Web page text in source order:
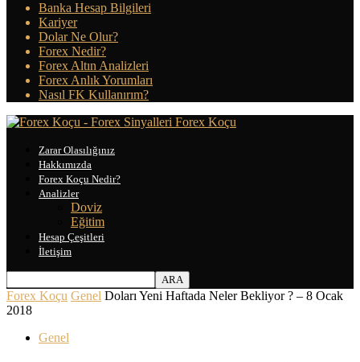
Banka Hesap Bilgileri
Kariyer
Dolar Ne Olur?
Forex Nedir?
Forex Altın Analizleri
Forex Anlık Yorumları
Nasıl FK Kullanırım?
Forex Koçu
Zarar Olasılığınız
Hakkımızda
Forex Koçu Nedir?
Analizler
Doviz
Eğitim
Hesap Çeşitleri
İletişim
Forex Koçu Genel Doları Yeni Haftada Neler Bekliyor ? – 8 Ocak
2018
Genel